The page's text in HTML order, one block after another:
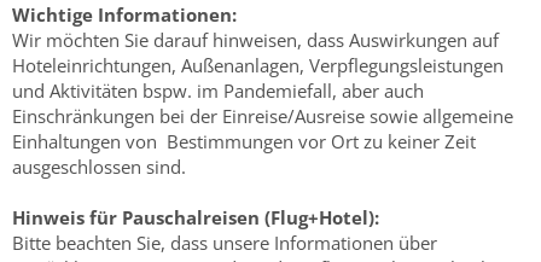
Wichtige Informationen:
Wir möchten Sie darauf hinweisen, dass Auswirkungen auf
Hoteleinrichtungen, Außenanlagen, Verpflegungsleistungen
und Aktivitäten bspw. im Pandemiefall, aber auch
Einschränkungen bei der Einreise/Ausreise sowie allgemeine
Einhaltungen von Bestimmungen vor Ort zu keiner Zeit
ausgeschlossen sind.
Hinweis für Pauschalreisen (Flug+Hotel):
Bitte beachten Sie, dass unsere Informationen über